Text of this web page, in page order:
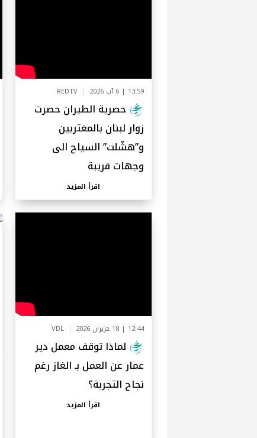
13:59 | 6 آب 2026 REDTV
حصرية الطيران حصرت
زوار لبنان بالمغتربين
و”هشّلت” السياح الى
وجهات قريبة
اقرأ المزيد
12:44 | 18 حزيران 2026 VDL
لماذا توقف معمل دير
عمار عن العمل بـ الغاز رغم
نجاح التجربة؟
اقرأ المزيد